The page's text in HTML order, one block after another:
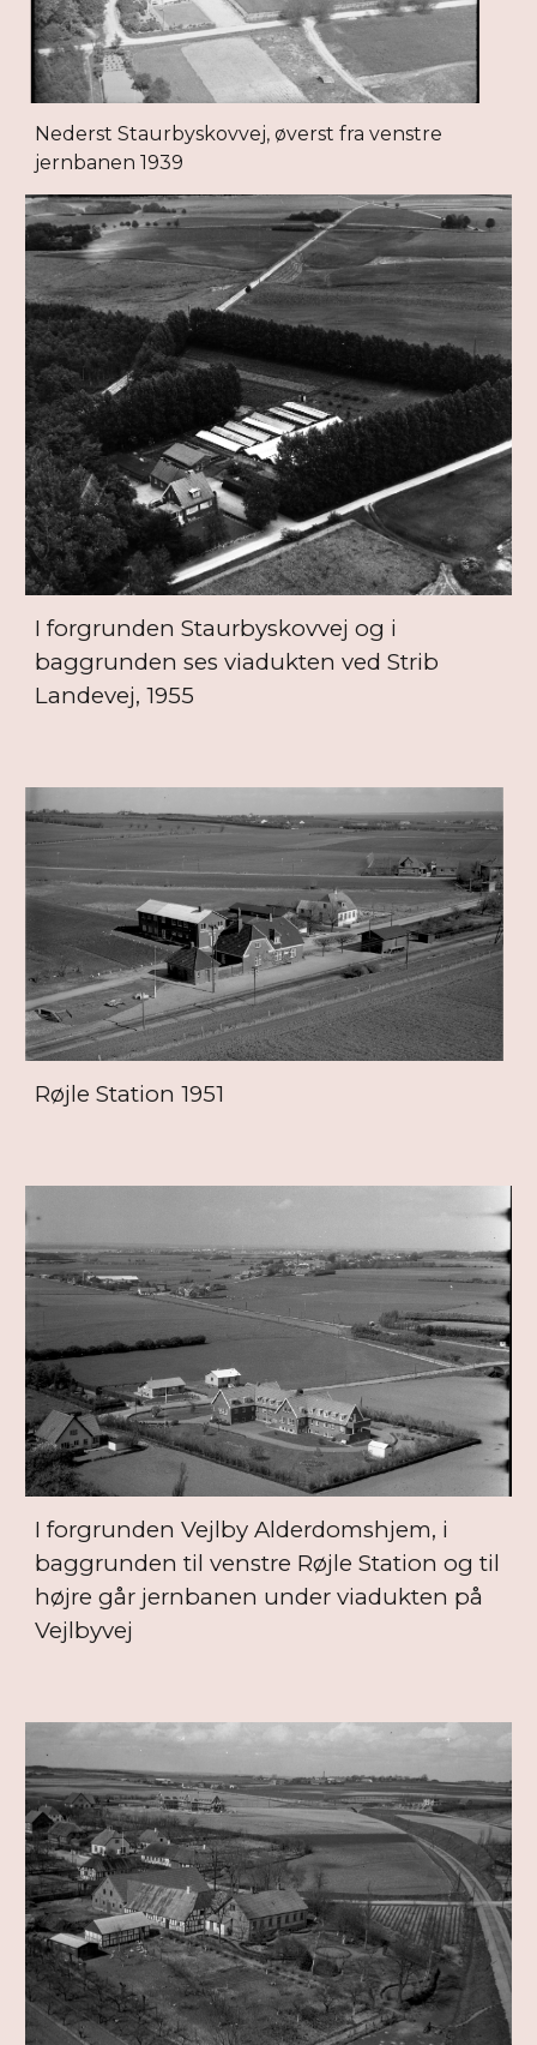
Nederst Staurbyskovvej, øverst fra venstre
jernbanen 1939
I forgrunden Staurbyskovvej og i
baggrunden ses viadukten ved Strib
Landevej, 1955
Røjle Station 1951
I forgrunden Vejlby Alderdomshjem, i
baggrunden til venstre Røjle Station og til
højre går jernbanen under viadukten på
Vejlbyvej